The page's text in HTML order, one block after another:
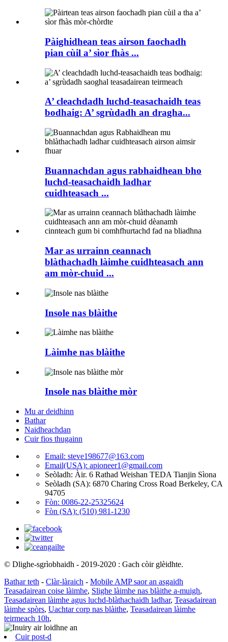
Pàighidhean teas airson faochadh
pian cùil a’ sìor fhàs ...
A’ cleachdadh luchd-teasachaidh teas
bodhaig: A’ sgrùdadh an dragha...
Buannachdan agus rabhaidhean bho
luchd-teasachaidh ladhar
cuidhteasach ...
Mar as urrainn ceannach
blàthachadh làimhe cuidhteasach ann
am mòr-chuid ...
Insole nas blàithe
Làimhe nas blàithe
Insole nas blàithe mòr
Mu ar deidhinn
Bathar
Naidheachdan
Cuir fios thugainn
Email: steve198677@163.com
Email(USA): apioneer1@gmail.com
Seòladh: Àir. 6 Rathad Weishan TEDA Tianjin Sìona
Seòladh (SA): 6870 Charing Cross Road Berkeley, CA
94705
Fòn: 0086-22-25325624
Fòn (SA): (510) 981-1230
© Dlighe-sgrìobhaidh - 2019-2020 : Gach còir glèidhte.
Bathar teth - Clàr-làraich - Mobile AMP saor an asgaidh
Teasadairean coise làimhe, Slighe làimhe nas blàithe a-muigh,
Teasadairean làimhe agus luchd-blàthachaidh ladhar, Teasadairean
làimhe spòrs, Uachtar corp nas blàithe, Teasadairean làimhe
teirmeach 10h,
Cuir post-d